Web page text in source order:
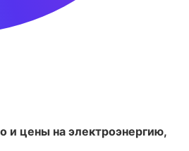
и цены на электроэнергию,